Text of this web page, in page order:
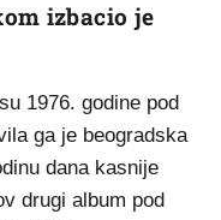
izbacio je
1976. godine pod
ga je beogradska
dana kasnije
drugi album pod